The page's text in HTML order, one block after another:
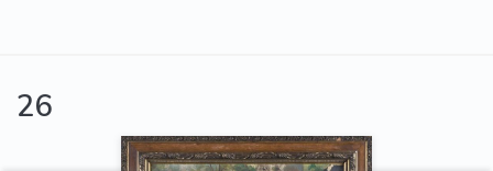
26